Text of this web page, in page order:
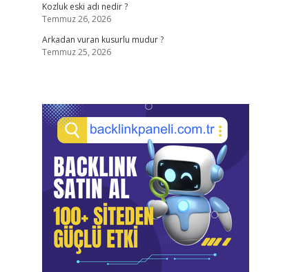
Kozluk eski adı nedir ?
Temmuz 26, 2026
Arkadan vuran kusurlu mudur ?
Temmuz 25, 2026